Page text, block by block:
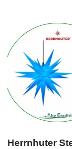
Herrnhuter